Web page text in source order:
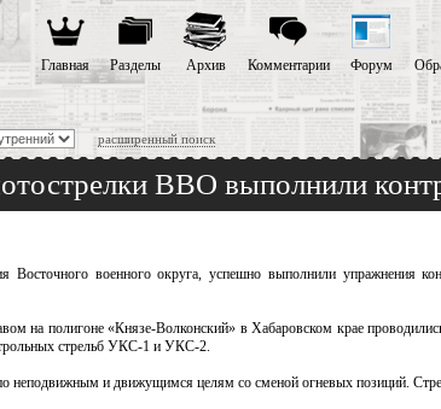
расширенный поиск
Главная Разделы Архив Комментарии Форум
ВВО выполнили
Восточного военного округа, успешно выполнили упражнения
на полигоне «Князе-Волконский» в Хабаровском крае
стрельб УКС-1 и УКС-2.
неподвижным и движущимся целям со сменой огневых позиций.